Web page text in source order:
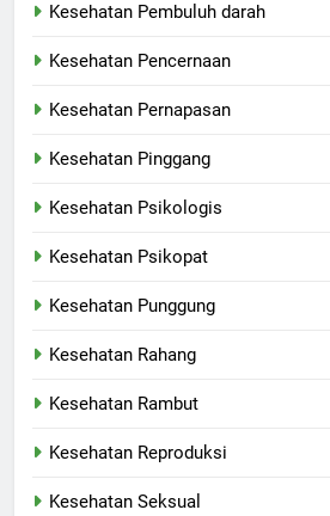
Kesehatan Pembuluh darah
Kesehatan Pencernaan
Kesehatan Pernapasan
Kesehatan Pinggang
Kesehatan Psikologis
Kesehatan Psikopat
Kesehatan Punggung
Kesehatan Rahang
Kesehatan Rambut
Kesehatan Reproduksi
Kesehatan Seksual